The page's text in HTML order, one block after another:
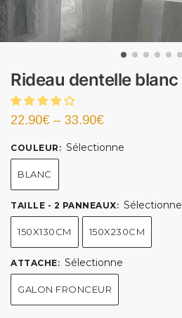
Rideau dentelle blanc
22.90€ – 33.90€
COULEUR : Sélectionne
BLANC
TAILLE - 2 PANNEAUX: Sélectionne
150X130CM 150X230CM
ATTACHE: Sélectionne
GALON FRONCEUR